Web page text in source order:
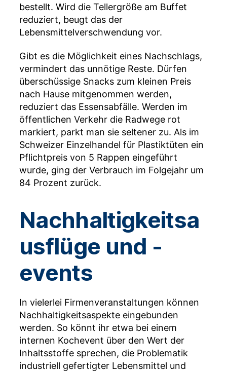
bestellt. Wird die Tellergröße am Buffet
reduziert, beugt das der
Lebensmittelverschwendung vor.
Gibt es die Möglichkeit eines Nachschlags,
vermindert das unnötige Reste. Dürfen
überschüssige Snacks zum kleinen Preis
nach Hause mitgenommen werden,
reduziert das Essensabfälle. Werden im
öffentlichen Verkehr die Radwege rot
markiert, parkt man sie seltener zu. Als im
Schweizer Einzelhandel für Plastiktüten ein
Pflichtpreis von 5 Rappen eingeführt
wurde, ging der Verbrauch im Folgejahr um
84 Prozent zurück.
Nachhaltigkeitsa
usflüge und -
events
In vielerlei Firmenveranstaltungen können
Nachhaltigkeitsaspekte eingebunden
werden. So könnt ihr etwa bei einem
internen Kochevent über den Wert der
Inhaltsstoffe sprechen, die Problematik
industriell gefertigter Lebensmittel und